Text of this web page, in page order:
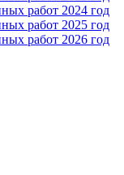
работ 2024 год
работ 2025 год
работ 2026 год